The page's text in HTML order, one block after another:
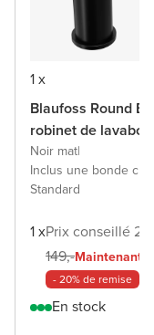
1 x
Blaufoss Round
robinet de lavabo
Noir mat|
Inclus une bonde
Standard
1 xPrix conseillé
149,-Maintenant
- 20% de remise
En stock